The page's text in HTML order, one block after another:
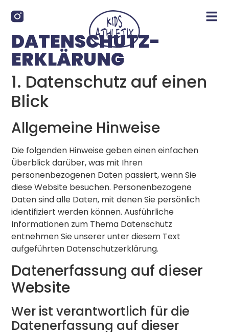
DATENSCHUTZ­
ERKLÄRUNG
1. Datenschutz auf einen
Blick
Allgemeine Hinweise
Die folgenden Hinweise geben einen einfachen
Überblick darüber, was mit Ihren
personenbezogenen Daten passiert, wenn Sie
diese Website besuchen. Personenbezogene
Daten sind alle Daten, mit denen Sie persönlich
identifiziert werden können. Ausführliche
Informationen zum Thema Datenschutz
entnehmen Sie unserer unter diesem Text
aufgeführten Datenschutzerklärung.
Datenerfassung auf dieser
Website
Wer ist verantwortlich für die
Datenerfassung auf dieser